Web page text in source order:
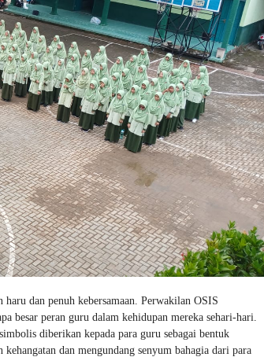
haru dan penuh kebersamaan. Perwakilan OSIS
besar peran guru dalam kehidupan mereka sehari-hari.
diberikan kepada para guru sebagai bentuk
dan mengundang senyum bahagia dari para